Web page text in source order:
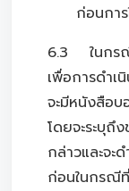
ก่อนกา
6.3 ในกรณี
เพื่อการดำเ
จะมีหนังสือบ
โดยจะระบุถึ
กล่าวและจะ
ก่อนในกรณี